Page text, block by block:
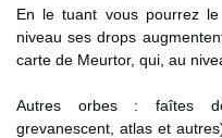
En le tuant vous pourrez
niveau ses drops
carte de Meurtor, qui, au
Autres orbes : faîtes
grevanescent, atlas et